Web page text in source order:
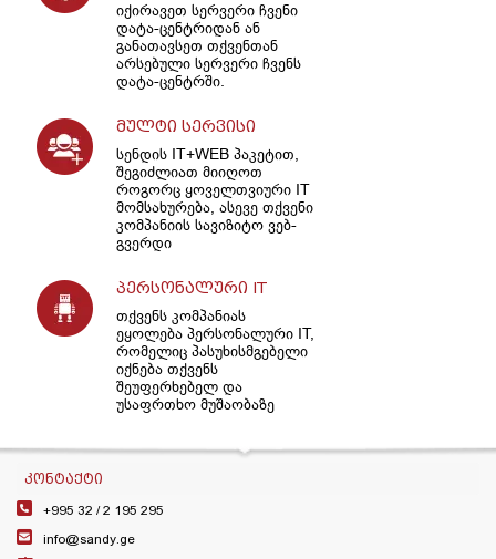
იქირავეთ სერვერი ჩვენი
დატა-ცენტრიდან ან
განათავსეთ თქვენთან
არსებული სერვერი ჩვენს
დატა-ცენტრში.
მულტი სერვისი
სენდის IT+WEB პაკეტით,
შეგიძლიათ მიიღოთ
როგორც ყოველთვიური IT
მომსახურება, ასევე თქვენი
კომპანიის სავიზიტო ვებ-
გვერდი
პერსონალური IT
თქვენს კომპანიას
ეყოლება პერსონალური IT,
რომელიც პასუხისმგებელი
იქნება თქვენს
შეუფერხებელ და
უსაფრთხო მუშაობაზე
ᲙᲝᲜᲢᲐᲥᲢᲘ
+995 32 /2 195 295
info@sandy.ge